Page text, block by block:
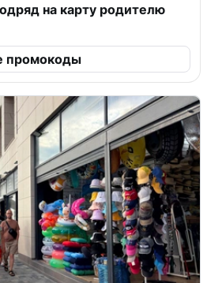
на карту родителю
промокоды